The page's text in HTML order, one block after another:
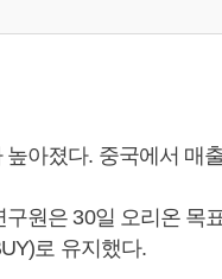
아졌다. 중국에서 매
원은 30일 오리온 목
로 유지했다.